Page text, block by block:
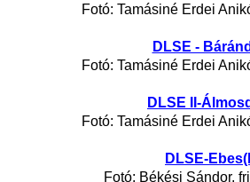
Fotó: Tamásiné Erdei
DLSE -
Fotó: Tamásiné Erdei
DLSE II-
Fotó: Tamásiné Erdei
DLSE-
Fotó: Békési Sándor,